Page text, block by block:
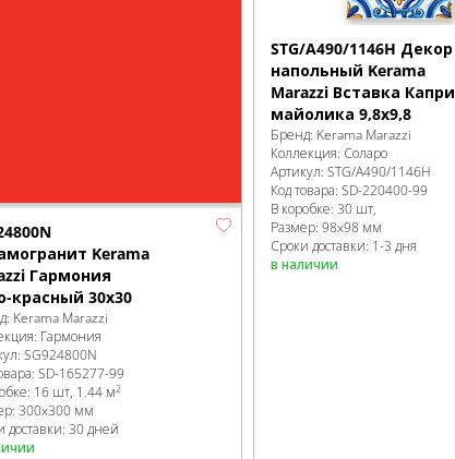
Kerama
Гармония
красный 30х30
Kerama Marazzi
Гармония
SG924800N
SD-165277-99
: 16 шт, 1.44 м2
300x300 мм
доставки: 30 дней
STG/A490/1146H Декор
напольный Kerama
Marazzi Вставка Капри
майолика 9,8х9,8
Бренд: Kerama Marazzi
Коллекция: Соларо
Артикул:STG/A490/1146H
Код товара:SD-220400-99
В коробке:30 шт,
Размер:98x98 мм
Сроки доставки: 1-3 дня
в наличии